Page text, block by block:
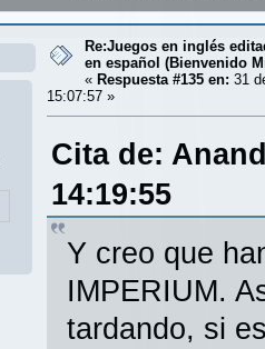
Re:Juegos en inglés
en español (Bienvenido
« Respuesta #135 en: 31
15:07:57 »
Cita de:
14:19:55
Y creo que
IMPERIUM.
tardando, si